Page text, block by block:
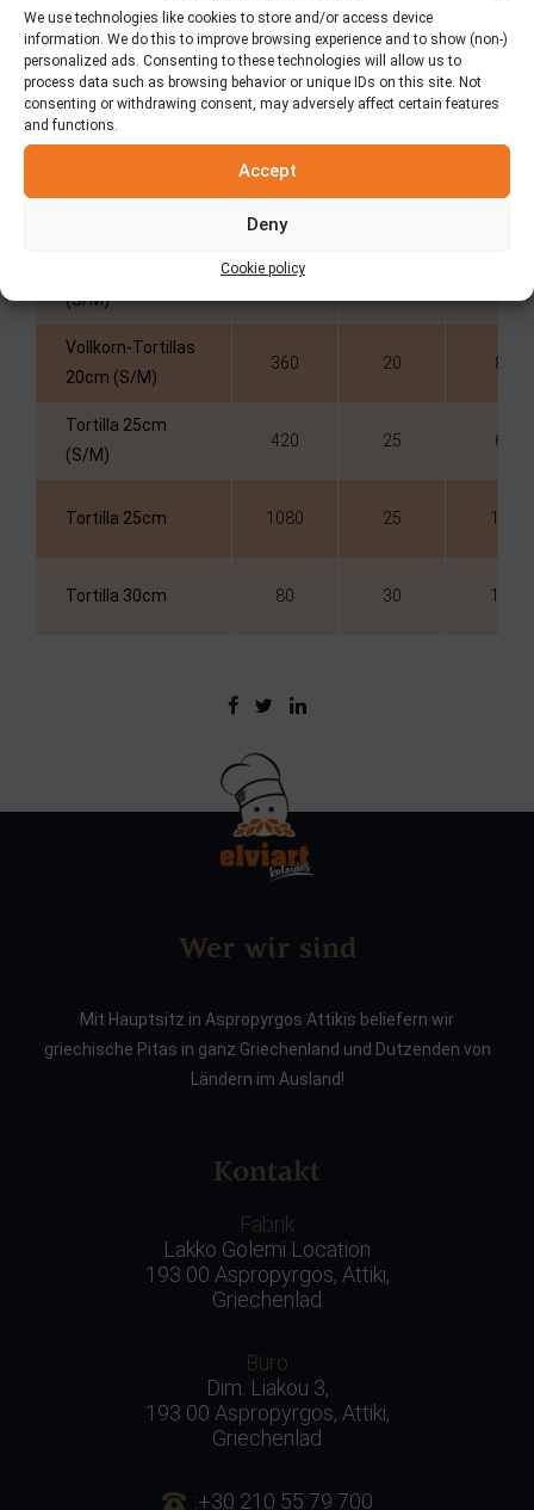
We use technologies like cookies to store and/or access device
information. We do this to improve browsing experience and to show (non-)
personalized ads. Consenting to these technologies will allow us to
process data such as browsing behavior or unique IDs on this site. Not
consenting or withdrawing consent, may adversely affect certain features
and functions.
Accept
Deny
Cookie policy
Informationen
Stücke /
(S/M)
Vollkorn-Tortillas
20cm (S/M)
360 20 8
Tortilla 25cm
(S/M)
420 25 6
Tortilla 25cm 1080 25 18
Tortilla 30cm 80 30 18
Wer wir sind
Mit Hauptsitz in Aspropyrgos Attikis beliefern wir
griechische Pitas in ganz Griechenland und Dutzenden von
Ländern im Ausland!
Kontakt
Fabrik
Lakko Golemi Location
193 00 Aspropyrgos, Attiki,
Griechenlad
Büro
Dim. Liakou 3,
193 00 Aspropyrgos, Attiki,
Griechenlad
:+30 210 55 79 700